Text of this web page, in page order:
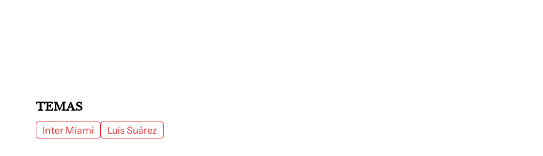
TEMAS
Inter Miami Luis Suárez